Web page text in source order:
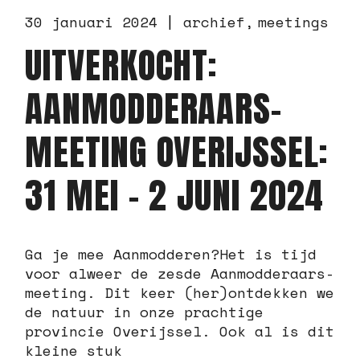
30 januari 2024 archief meetings
UITVERKOCHT:
AANMODDERAARS-
MEETING OVERIJSSEL:
31 MEI – 2 JUNI 2024
Ga je mee Aanmodderen?Het is tijd
voor alweer de zesde Aanmodderaars-
meeting. Dit keer (her)ontdekken we
de natuur in onze prachtige
provincie Overijssel. Ook al is dit
kleine stuk